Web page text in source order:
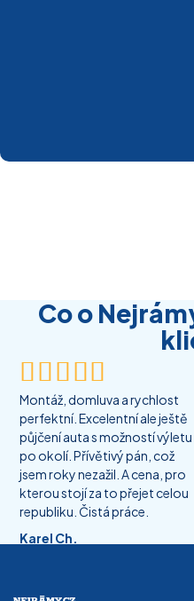
Co o

Montáž, domluva a rychlost
perfektní. Excelentní ale ještě
půjčení auta s možností výletu
po okolí. Přívětivý pán, což
jsem roky nezažil. A cena, pro
kterou stojí za to přejet celou
republiku. Čistá práce.
Karel Ch.